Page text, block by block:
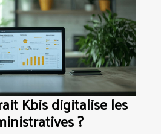
Kbis digitalise les
?